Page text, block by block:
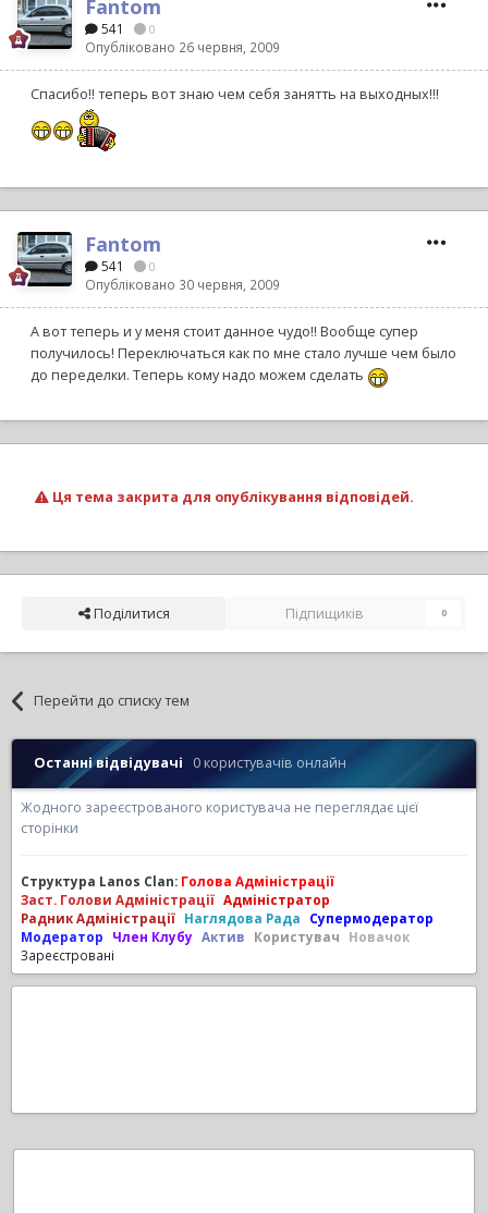
Fantom
541 0
Опубліковано 26 червня, 2009
Спасибо!! теперь вот знаю чем себя занятть на выходных!!!
Fantom
541 0
Опубліковано 30 червня, 2009
А вот теперь и у меня стоит данное чудо!! Вообще супер
получилось! Переключаться как по мне стало лучше чем было
до переделки. Теперь кому надо можем сделать
Ця тема закрита для опублікування відповідей.
Поділитися Підпищиків 0
Перейти до списку тем
Останні відвідувачі 0 користувачів онлайн
Жодного зареєстрованого користувача не переглядає цієї
сторінки
Структура Lanos Clan: Голова Адміністрації
Заст. Голови Адміністрації Адміністратор
Радник Адміністрації Наглядова Рада
Супермодератор
Модератор
Член Клубу Актив Користувач
Новачок
Зареєстровані